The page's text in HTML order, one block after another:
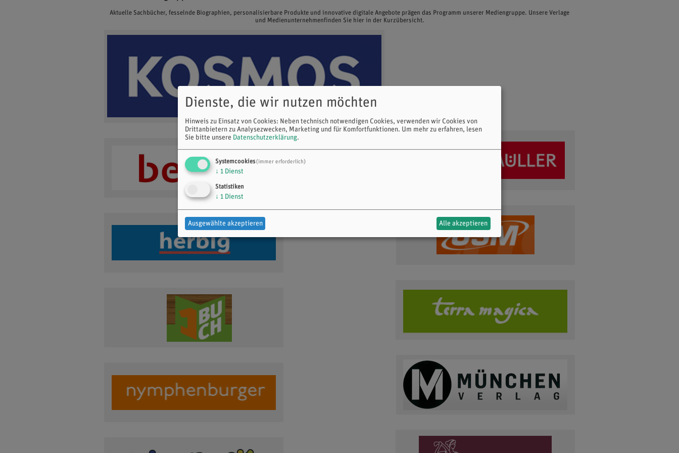
Aktuelle Sachbücher, fesselnde Biographien, personalisierbare Produkte und innovative digitale Angebote prägen das Programm unserer Mediengruppe. Unsere Verlage
und Medienunternehmenfinden Sie hier in der Kurzübersicht.
Dienste, die wir nutzen möchten
Hinweis zu Einsatz von Cookies: Neben technisch notwendigen Cookies, verwenden wir Cookies von
Drittanbietern zu Analysezwecken, Marketing und für Komfortfunktionen. Um mehr zu erfahren, lesen
Sie bitte unsere Datenschutzerklärung.
Systemcookies(immer erforderlich)
↓ 1 Dienst
Statistiken
↓ 1 Dienst
Ausgewählte akzeptieren Alle akzeptieren